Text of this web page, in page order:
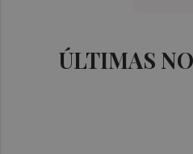
ÚLTIMAS